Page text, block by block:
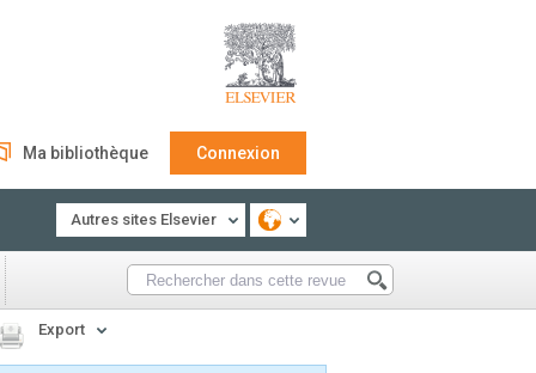
Ma bibliothèque Connexion
Autres sites Elsevier
Export